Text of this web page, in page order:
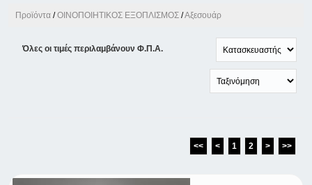
Προϊόντα /ΟΙΝΟΠΟΙΗΤΙΚΟΣ ΕΞΟΠΛΙΣΜΟΣ /Αξεσουάρ
Όλες οι τιμές περιλαμβάνουν Φ.Π.Α.
<< < 1 2 > >>